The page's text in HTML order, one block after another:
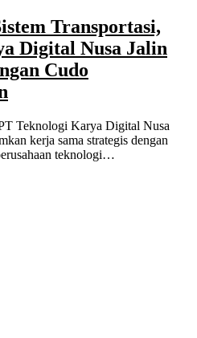
Transportasi,
Digital Nusa Jalin
Cudo
Teknologi Karya Digital Nusa
kerja sama strategis dengan
teknologi…